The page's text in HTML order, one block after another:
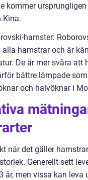
kommer
Kina.
hamster:
hamstrar och är
De är mer svåra att
bättre lämpade
och halvöknar i
när det gäller
Generellt sett
år, men vissa kan leva